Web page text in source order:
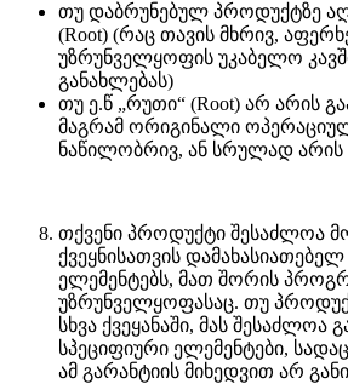
თუ დაბრუნებულ პროდუქტზე
(Root) (რაც თავის მხრივ,
უზრუნველყოფის უკაბელო
განახლებას)
თუ ე.წ „რუთი“ (Root) არ არის
მაგრამ ორიგინალი
ნაწილობრივ, ან სრულად
თქვენი პროდუქტი შესაძლოა
ქვეყნისათვის
ელემენტებს, მათ შორის
უზრუნველყოფასაც. თუ
სხვა ქვეყანაში, მას შესაძლოა
სპეციფიური ელემენტები,
ამ გარანტიის მიხედვით არ